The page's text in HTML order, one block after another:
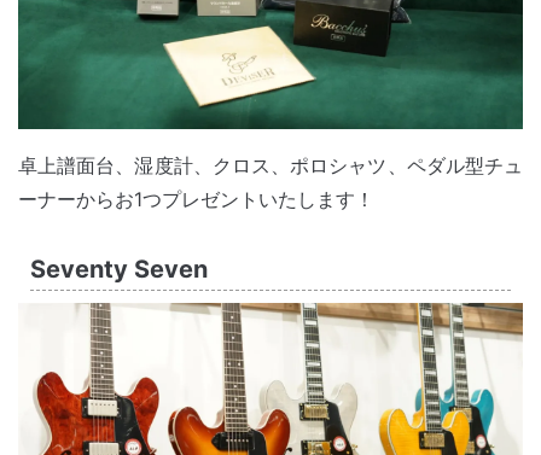
卓上譜面台、湿度計、クロス、ポロシャツ、ペダル型チュ
ーナーからお1つプレゼントいたします！
Seventy Seven